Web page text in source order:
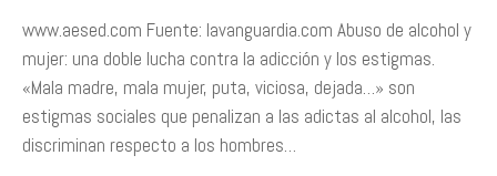
www.aesed.com Fuente: lavanguardia.com Abuso de alcohol y
mujer: una doble lucha contra la adicción y los estigmas.
«Mala madre, mala mujer, puta, viciosa, dejada…» son
estigmas sociales que penalizan a las adictas al alcohol, las
discriminan respecto a los hombres…